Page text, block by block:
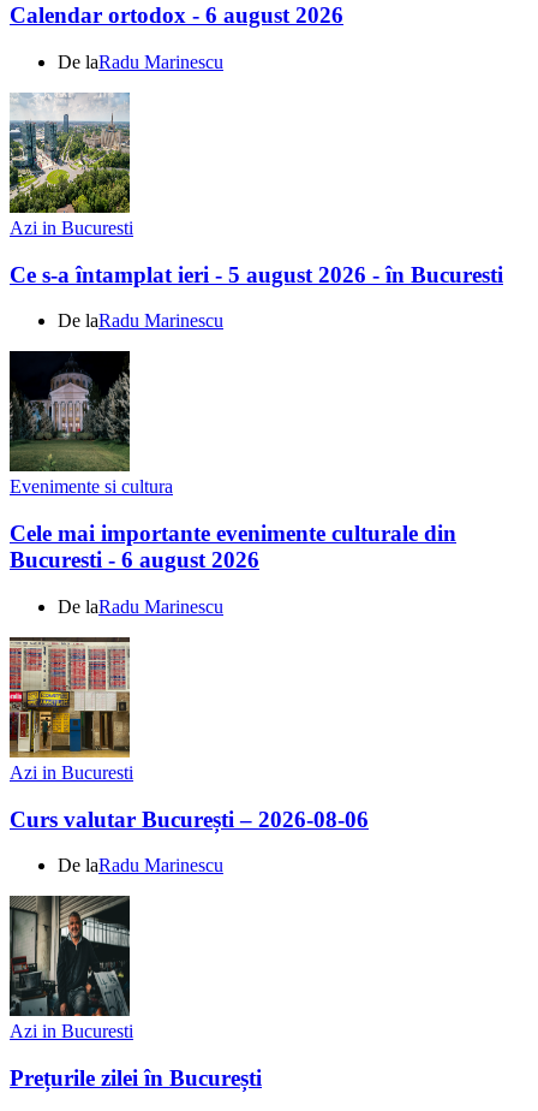
Calendar ortodox - 6 august 2026
De laRadu Marinescu
Azi in Bucuresti
Ce s-a întamplat ieri - 5 august 2026 - în Bucuresti
De laRadu Marinescu
Evenimente si cultura
Cele mai importante evenimente culturale din
Bucuresti - 6 august 2026
De laRadu Marinescu
Azi in Bucuresti
Curs valutar București – 2026-08-06
De laRadu Marinescu
Azi in Bucuresti
Prețurile zilei în București